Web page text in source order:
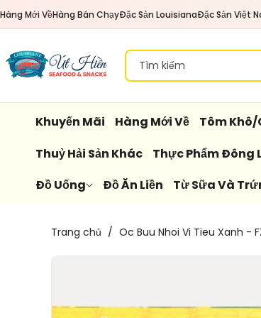
Đến Nội
Dung
Hàng Mới VềHàng Bán ChạyĐặc Sản LouisianaĐặc Sản Việt
Tìm kiếm
Khuyến Mãi Hàng Mới Về Tôm
Thuỷ Hải Sản Khác
Thực Phẩm Đông
Đồ Uống
Đồ Ăn Liền Từ Sữa Và
Trang chủ / Oc Buu Nhoi Vi Tieu Xanh - FZ
Chuyển
Phẩm